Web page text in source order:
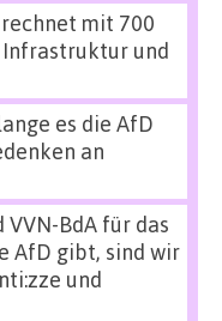
rechnet mit 700
und
es die AfD
an
VVN-BdA für das
AfD gibt, sind wir
und